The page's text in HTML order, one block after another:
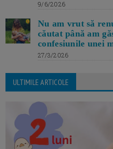
9/6/2026
Nu am vrut să
căutat până am
confesiunile unei
27/3/2026
ULTIMILE ARTICOLE